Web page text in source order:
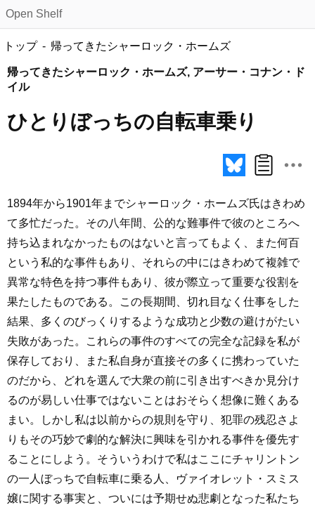
Open Shelf
トップ 帰ってきたシャーロック・ホームズ
帰ってきたシャーロック・ホームズ, アーサー・コナン・ド
イル
ひとりぼっちの自転車乗り
1894年から1901年までシャーロック・ホームズ氏はきわめ
て多忙だった。その八年間、公的な難事件で彼のところへ
持ち込まれなかったものはないと言ってもよく、また何百
という私的な事件もあり、それらの中にはきわめて複雑で
異常な特色を持つ事件もあり、彼が際立って重要な役割を
果たしたものである。この長期間、切れ目なく仕事をした
結果、多くのびっくりするような成功と少数の避けがたい
失敗があった。これらの事件のすべての完全な記録を私が
保存しており、また私自身が直接その多くに携わっていた
のだから、どれを選んで大衆の前に引き出すべきか見分け
るのが易しい仕事ではないことはおそらく想像に難くある
まい。しかし私は以前からの規則を守り、犯罪の残忍さよ
りもその巧妙で劇的な解決に興味を引かれる事件を優先す
ることにしよう。そういうわけで私はここにチャリントン
の一人ぼっちで自転車に乗る人、ヴァイオレット・スミス
嬢に関する事実と、ついには予期せぬ悲劇となった私たち